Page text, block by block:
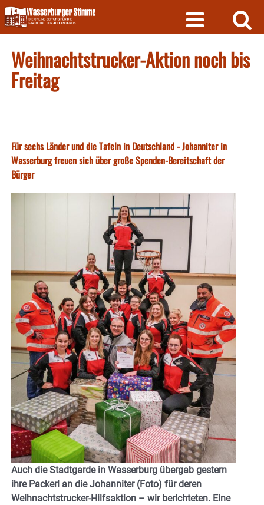
Skip
to
content
Weihnachtstrucker-Aktion noch bis
Freitag
Für sechs Länder und die Tafeln in Deutschland - Johanniter in
Wasserburg freuen sich über große Spenden-Bereitschaft der
Bürger
Auch die Stadtgarde in Wasserburg übergab gestern
ihre Packerl an die Johanniter (Foto) für deren
Weihnachtstrucker-Hilfsaktion – wir berichteten. Eine